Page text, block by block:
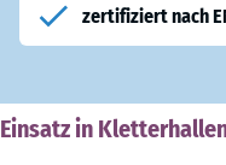
zertifiziert nach
Einsatz in